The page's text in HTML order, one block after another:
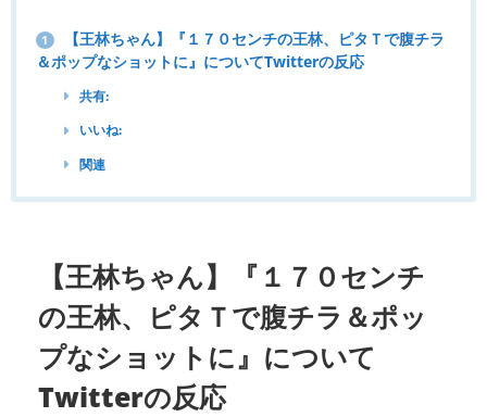
1
【王林ちゃん】『１７０センチの王林、ピタＴで腹チラ
＆ポップなショットに』についてTwitterの反応
共有:
いいね:
関連
【王林ちゃん】『１７０センチ
の王林、ピタＴで腹チラ＆ポッ
プなショットに』について
Twitterの反応